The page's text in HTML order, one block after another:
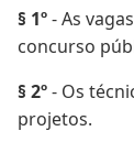
§ 1º- As
concurso
§ 2º- Os
projetos.